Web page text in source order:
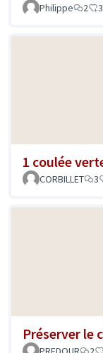
Philippe 2 3
1 coulée
CORBILLET 3
Préserver le